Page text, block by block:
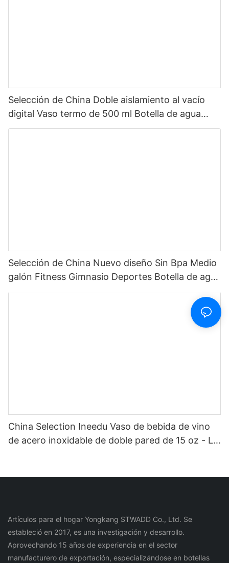
Selección de China Doble aislamiento al vacío
digital Vaso termo de 500 ml Botella de agua
inteligente de acero inoxidable con pantalla LED
Selección de China Nuevo diseño Sin Bpa Medio
galón Fitness Gimnasio Deportes Botella de agua
motivacional de plástico transparente con
China Selection Ineedu Vaso de bebida de vino
de acero inoxidable de doble pared de 15 oz - La
Artículos para el hogar Yongkang STWADD Co., Ltd. Se
estableció en 2017, es una investigación y desarrollo.
Aprovechando 15 años de experiencia en el sector
manufacturero de exportación, especializándose en botellas